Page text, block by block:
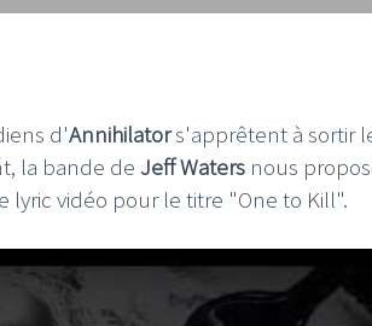
d'Annihilators'apprêtent à sortir
la bande de Jeff Waters nous
vidéo pour le titre "One to Kill".